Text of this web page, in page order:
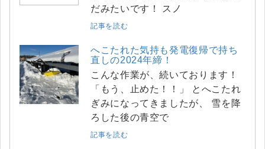
だみたいです！ スノ
記事を読む
へこたれた気持も発電復帰で持ち
直しの2024年締！
こんな作業が、続いております！
「もう、止めた！！」 とへこたれ
ぎみになってきましたが、 雪を降
ろした後の青空で
記事を読む